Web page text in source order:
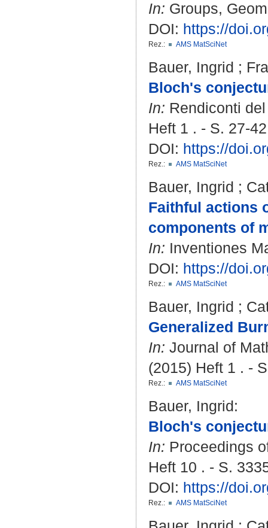
In: Groups,
DOI: https://
Rez.: AMS MatSciNet
Bauer, Ingrid ;
Bloch's
In: Rendiconti
Heft 1 . - S. 27-
DOI: https://
Rez.: AMS MatSciNet
Bauer, Ingrid ;
Faithful actions
components of
In: Inventiones
DOI: https://
Rez.: AMS MatSciNet
Bauer, Ingrid ;
Generalized
In: Journal of
(2015) Heft 1 . -
Rez.: AMS MatSciNet
Bauer, Ingrid:
Bloch's
In: Proceedings
Heft 10 . - S.
DOI: https://
Rez.: AMS MatSciNet